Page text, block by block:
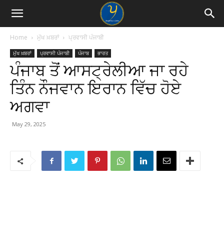
Home ਮੁੱਖ ਖ਼ਬਰਾਂ ਪ੍ਰਵਾਸੀ ਪੰਜਾਬੀ
ਮੁੱਖ ਖ਼ਬਰਾਂ ਪ੍ਰਵਾਸੀ ਪੰਜਾਬੀ ਪੰਜਾਬ ਭਾਰਤ
ਪੰਜਾਬ ਤੋਂ ਆਸਟ੍ਰੇਲੀਆ ਜਾ ਰਹੇ
ਤਿੰਨ ਨੌਜਵਾਨ ਇਰਾਨ ਵਿੱਚ ਹੋਏ
ਅਗਵਾ
May 29, 2025